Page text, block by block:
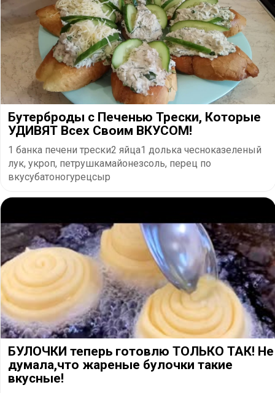
Бутерброды с Печенью Трески, Которые
УДИВЯТ Всех Своим ВКУСОМ!
1 банка печени трески2 яйца1 долька чесноказеленый
лук, укроп, петрушкамайонезсоль, перец по
вкусубатоногурецсыр
БУЛОЧКИ теперь готовлю ТОЛЬКО ТАК! Не
думала,что жареные булочки такие
вкусные!